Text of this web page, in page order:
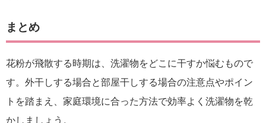
まとめ
花粉が飛散する時期は、洗濯物をどこに干すか悩むもので
す。外干しする場合と部屋干しする場合の注意点やポイン
トを踏まえ、家庭環境に合った方法で効率よく洗濯物を乾
かしましょう。